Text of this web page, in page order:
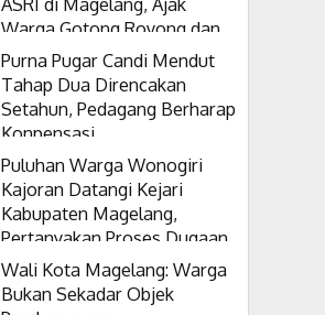
Warga Gotong Royong dan
Tanam Pohon
Purna Pugar Candi Mendut
Tahap Dua Direncakan
Setahun, Pedagang Berharap
Konpensasi
Puluhan Warga Wonogiri
Kajoran Datangi Kejari
Kabupaten Magelang,
Pertanyakan Proses Dugaan
Korupsi Kepala Desanya
Wali Kota Magelang: Warga
Bukan Sekadar Objek